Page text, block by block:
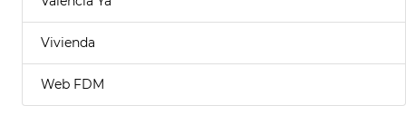
Vivienda
Web FDM